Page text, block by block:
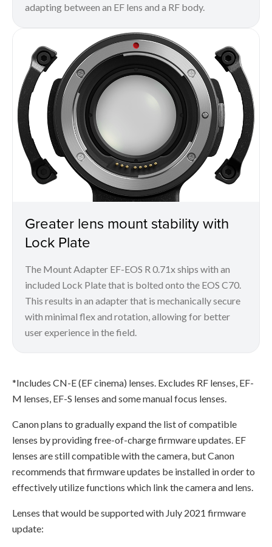
adapting between an EF lens and a RF body.
Greater lens mount stability with
Lock Plate
The Mount Adapter EF-EOS R 0.71x ships with an
included Lock Plate that is bolted onto the EOS C70.
This results in an adapter that is mechanically secure
with minimal flex and rotation, allowing for better
user experience in the field.
*Includes CN-E (EF cinema) lenses. Excludes RF lenses, EF-
M lenses, EF-S lenses and some manual focus lenses.
Canon plans to gradually expand the list of compatible
lenses by providing free-of-charge firmware updates. EF
lenses are still compatible with the camera, but Canon
recommends that firmware updates be installed in order to
effectively utilize functions which link the camera and lens.
Lenses that would be supported with July 2021 firmware
update: